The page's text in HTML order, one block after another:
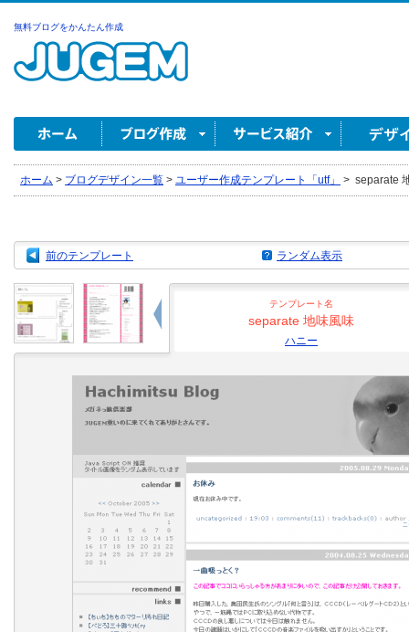
無料ブログをかんたん作成
ホーム > ブログデザイン一覧 > ユーザー作成テンプレート「utf」 > separate
前のテンプレート ランダム表示
テンプレート名
separate 地味風味
ハニー